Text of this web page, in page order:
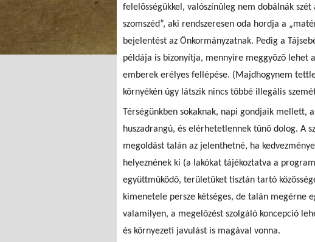
felelõsségükkel, valószínûleg nem dobálnák
szomszéd”, aki rendszeresen oda hordja a
bejelentést az Önkormányzatnak. Pedig a
példája is bizonyítja, mennyire meggyõzõ lehet
emberek erélyes fellépése. (Majdhogynem
környékén úgy látszik nincs többé illegális
Térségünkben sokaknak, napi gondjaik mellett,
huszadrangú, és elérhetetlennek tûnõ dolog. A
megoldást talán az jelenthetné, ha
helyeznének ki (a lakókat tájékoztatva a
együttmûködõ, területüket tisztán tartó
kimenetele persze kétséges, de talán megérne
valamilyen, a megelõzést szolgáló koncepció
és környezeti javulást is magával vonna.